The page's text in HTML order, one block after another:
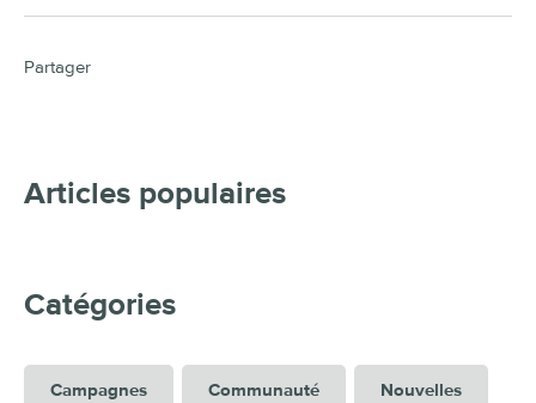
Partager
Articles populaires
Catégories
Campagnes Communauté Nouvelles